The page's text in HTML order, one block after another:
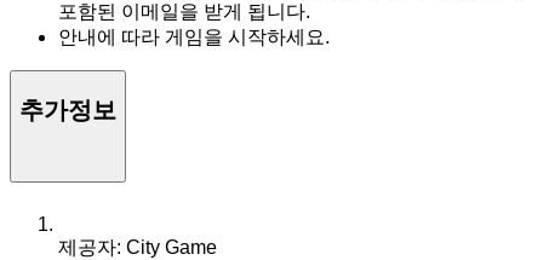
포함된 이메일을 받게 됩니다.
안내에 따라 게임을 시작하세요.
추가정보
제공자: City Game